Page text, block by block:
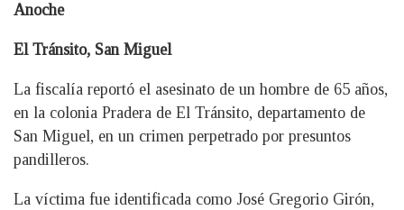
Anoche
El Tránsito, San Miguel
La fiscalía reportó el asesinato de un hombre de 65 años,
en la colonia Pradera de El Tránsito, departamento de
San Miguel, en un crimen perpetrado por presuntos
pandilleros.
La víctima fue identificada como José Gregorio Girón,